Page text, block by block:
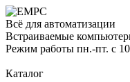
Всё для автоматизации
Встраиваемые
Режим работы пн.-пт. с
Каталог